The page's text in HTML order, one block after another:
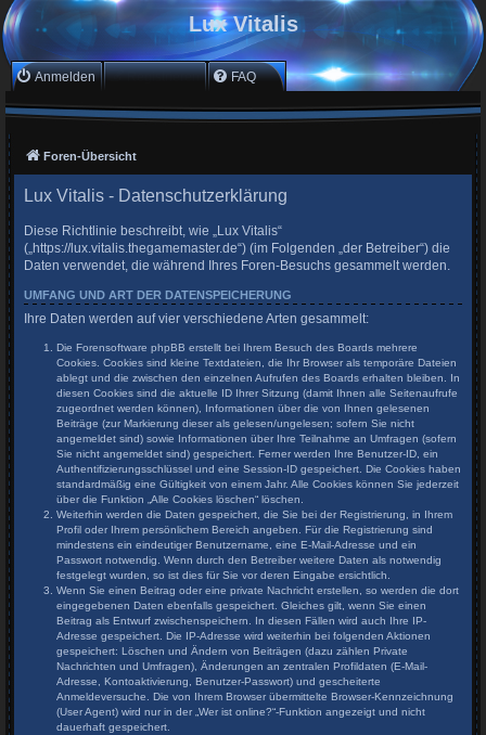
Lux Vitalis
Anmelden Registrieren FAQ
Foren-Übersicht
Lux Vitalis - Datenschutzerklärung
Diese Richtlinie beschreibt, wie „Lux Vitalis“
(„https://lux.vitalis.thegamemaster.de“) (im Folgenden „der Betreiber“) die
Daten verwendet, die während Ihres Foren-Besuchs gesammelt werden.
UMFANG UND ART DER DATENSPEICHERUNG
Ihre Daten werden auf vier verschiedene Arten gesammelt:
Die Forensoftware phpBB erstellt bei Ihrem Besuch des Boards mehrere
Cookies. Cookies sind kleine Textdateien, die Ihr Browser als temporäre Dateien
ablegt und die zwischen den einzelnen Aufrufen des Boards erhalten bleiben. In
diesen Cookies sind die aktuelle ID Ihrer Sitzung (damit Ihnen alle Seitenaufrufe
zugeordnet werden können), Informationen über die von Ihnen gelesenen
Beiträge (zur Markierung dieser als gelesen/ungelesen; sofern Sie nicht
angemeldet sind) sowie Informationen über Ihre Teilnahme an Umfragen (sofern
Sie nicht angemeldet sind) gespeichert. Ferner werden Ihre Benutzer-ID, ein
Authentifizierungsschlüssel und eine Session-ID gespeichert. Die Cookies haben
standardmäßig eine Gültigkeit von einem Jahr. Alle Cookies können Sie jederzeit
über die Funktion „Alle Cookies löschen“ löschen.
Weiterhin werden die Daten gespeichert, die Sie bei der Registrierung, in Ihrem
Profil oder Ihrem persönlichem Bereich angeben. Für die Registrierung sind
mindestens ein eindeutiger Benutzername, eine E-Mail-Adresse und ein
Passwort notwendig. Wenn durch den Betreiber weitere Daten als notwendig
festgelegt wurden, so ist dies für Sie vor deren Eingabe ersichtlich.
Wenn Sie einen Beitrag oder eine private Nachricht erstellen, so werden die dort
eingegebenen Daten ebenfalls gespeichert. Gleiches gilt, wenn Sie einen
Beitrag als Entwurf zwischenspeichern. In diesen Fällen wird auch Ihre IP-
Adresse gespeichert. Die IP-Adresse wird weiterhin bei folgenden Aktionen
gespeichert: Löschen und Ändern von Beiträgen (dazu zählen Private
Nachrichten und Umfragen), Änderungen an zentralen Profildaten (E-Mail-
Adresse, Kontoaktivierung, Benutzer-Passwort) und gescheiterte
Anmeldeversuche. Die von Ihrem Browser übermittelte Browser-Kennzeichnung
(User Agent) wird nur in der „Wer ist online?“-Funktion angezeigt und nicht
dauerhaft gespeichert.